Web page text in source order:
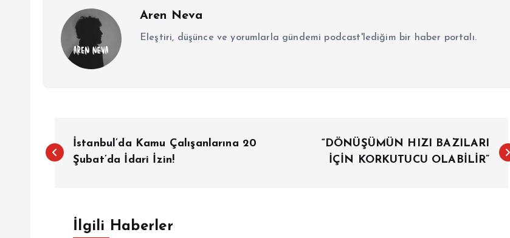
Aren Neva
Eleştiri, düşünce ve yorumlarla gündemi podcast'lediğim bir haber portalı.
a
İstanbul’da Kamu Çalışanlarına 20
Şubat’da İdari İzin!
“DÖNÜŞÜMÜN HIZI BAZILARI
İÇİN KORKUTUCU OLABİLİR”
İlgili Haberler